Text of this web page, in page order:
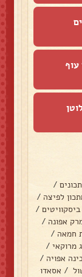
עוף
/
לפיצה /
/
אפונה /
חמאה /
מרוקאי /
אפויה /
/ אסאדו